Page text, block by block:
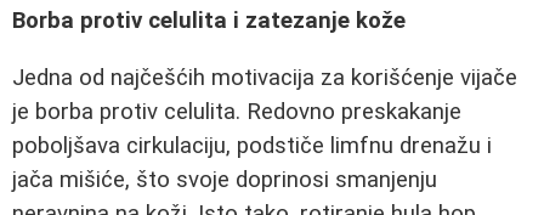
Borba protiv celulita i zatezanje kože
Jedna od najčešćih motivacija za korišćenje vijače
je borba protiv celulita. Redovno preskakanje
poboljšava cirkulaciju, podstiče limfnu drenažu i
jača mišiće, što svoje doprinosi smanjenju